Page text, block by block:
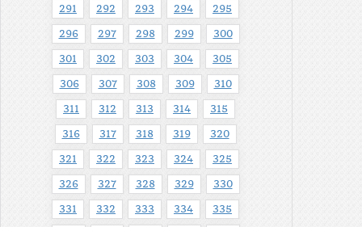
291 292 293 294 295
296 297 298 299 300
301 302 303 304 305
306 307 308 309 310
311 312 313 314 315
316 317 318 319 320
321 322 323 324 325
326 327 328 329 330
331 332 333 334 335